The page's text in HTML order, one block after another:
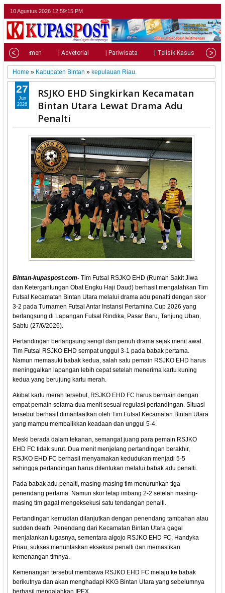
10 Agustus 2026 12:59:17 PM
| Parlemen | Advetorial | Pariwisata | Telisik Kasus |
Home » Kabupaten Bintan » kepulauan Riau.
RSJKO EHD Singkirkan Kecamatan
Bintan Utara Lewat Drama Adu
Penalti
Bintan-kupaspost.com- Tim Futsal RSJKO EHD (Rumah Sakit Jiwa
dan Ketergantungan Obat Engku Haji Daud) berhasil mengalahkan Tim
Futsal Kecamatan Bintan Utara melalui drama adu penalti dengan skor
3-2 pada Turnamen Futsal Antar Instansi Pertamina Cup 2026 yang
berlangsung di Lapangan Futsal Rindika, Pasar Baru, Tanjung Uban,
Sabtu (27/6/2026).
Pertandingan berlangsung sengit dan penuh drama sejak menit awal.
Tim Futsal RSJKO EHD sempat unggul 3-1 pada babak pertama.
Namun memasuki babak kedua, salah satu pemain RSJKO EHD harus
meninggalkan lapangan lebih cepat setelah menerima kartu kuning
kedua yang berujung kartu merah.
Akibat kartu merah tersebut, RSJKO EHD FC harus bermain dengan
empat pemain selama dua menit sesuai regulasi pertandingan. Situasi
tersebut berhasil dimanfaatkan oleh Tim Futsal Kecamatan Bintan Utara
yang mampu membalikkan keadaan dan unggul 5-4.
Meski berada dalam tekanan, semangat juang para pemain RSJKO
EHD FC tidak surut. Dua menit menjelang pertandingan berakhir,
RSJKO EHD FC berhasil menyamakan kedudukan menjadi 5-5
sehingga pertandingan harus ditentukan melalui babak adu penalti.
Pada babak adu penalti, masing-masing tim menurunkan tiga
penendang pertama. Namun skor tetap imbang 2-2 setelah masing-
masing tim gagal mengeksekusi satu tendangan penalti.
Pertandingan kemudian dilanjutkan dengan penendang tambahan atau
sudden death. Penendang dari Kecamatan Bintan Utara gagal
menjalankan tugasnya, sementara algojo RSJKO EHD FC, Handyka
Priau, sukses menuntaskan eksekusi penalti dan memastikan
kemenangan timnya.
Kemenangan tersebut membawa RSJKO EHD FC melaju ke babak
berikutnya dan akan menghadapi KKG Bintan Utara yang sebelumnya
berhasil mengalahkan IPEX.
27
Jun
2026